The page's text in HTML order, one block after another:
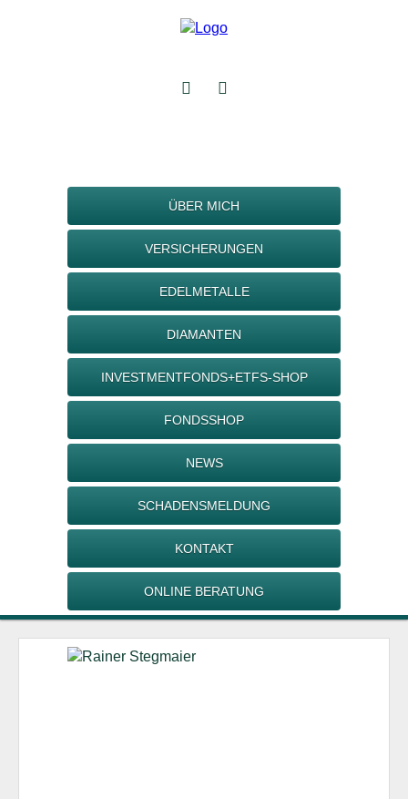
ÜBER MICH
VERSICHERUNGEN
EDELMETALLE
DIAMANTEN
INVESTMENTFONDS+ETFS-SHOP
FONDSSHOP
NEWS
SCHADENSMELDUNG
KONTAKT
ONLINE BERATUNG